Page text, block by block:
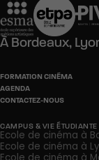
À Bordeaux,
FORMATION CINÉMA
AGENDA
CONTACTEZ-NOUS
CAMPUS & VIE ÉTUDIANTE
Ecole de cinéma à
Ecole de cinéma à
Ecole de cinéma à